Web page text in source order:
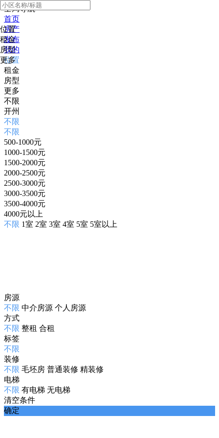
全局导航
首页
房产
发布
我的
位置
租金
房型
更多
位置
租金
房型
更多
不限
开州
不限
不限
500-1000元
1000-1500元
1500-2000元
2000-2500元
2500-3000元
3000-3500元
3500-4000元
4000元以上
不限 1室 2室 3室 4室 5室 5室以上
房源
不限 中介房源 个人房源
方式
不限 整租 合租
标签
不限
装修
不限 毛坯房 普通装修 精装修
电梯
不限 有电梯 无电梯
清空条件
确定